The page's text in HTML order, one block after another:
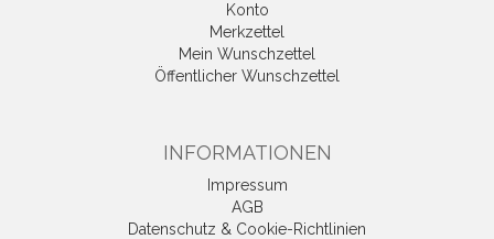
Konto
Merkzettel
Mein Wunschzettel
Öffentlicher Wunschzettel
INFORMATIONEN
Impressum
AGB
Datenschutz & Cookie-Richtlinien